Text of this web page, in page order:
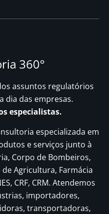
360°
assuntos regulatórios
dia das empresas.
especialistas.
especializada em
e serviços junto à
Corpo de Bombeiros,
Agricultura, Farmácia
CRF, CRM. Atendemos
importadores,
transportadoras,